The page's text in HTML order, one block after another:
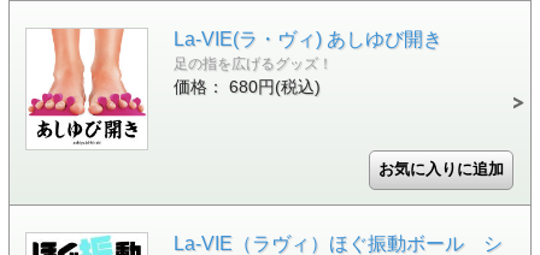
La-VIE(ラ・ヴィ) あしゆび開き
足の指を広げるグッズ！
価格： 680円(税込)
La-VIE（ラヴィ）ほぐ振動ボール シ